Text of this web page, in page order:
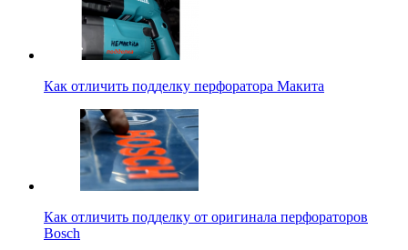
Как отличить подделку перфоратора Макита
Как отличить подделку от оригинала перфораторов
Bosch